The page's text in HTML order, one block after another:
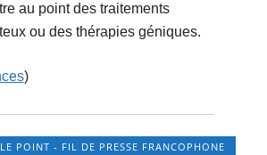
au point des traitements
ou des thérapies géniques.
)
LE POINT - FIL DE PRESSE FRANCOPHONE